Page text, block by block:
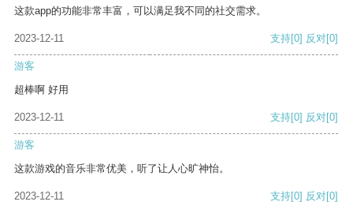
这款app的功能非常丰富，可以满足我不同的社交需求。
2023-12-11 支持[0] 反对[0]
游客
超棒啊 好用
2023-12-11 支持[0] 反对[0]
游客
这款游戏的音乐非常优美，听了让人心旷神怡。
2023-12-11 支持[0] 反对[0]